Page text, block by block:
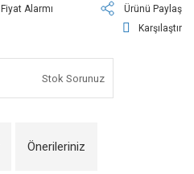
Fiyat Alarmı
Ürünü Paylaş
Karşılaştır
Stok Sorunuz
Önerileriniz